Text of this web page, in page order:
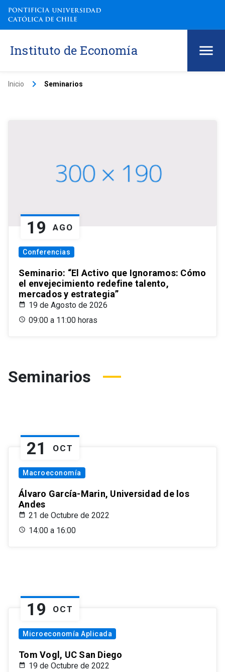
Instituto de Economía
Inicio keyboard_arrow_right Seminarios
19 AGO
Conferencias
Seminario: “El Activo que Ignoramos: Cómo
el envejecimiento redefine talento,
mercados y estrategia”
19 de Agosto de 2026
09:00 a 11:00 horas
Seminarios
21 OCT
Macroeconomía
Álvaro García-Marin, Universidad de los
Andes
21 de Octubre de 2022
14:00 a 16:00
19 OCT
Microeconomía Aplicada
Tom Vogl, UC San Diego
19 de Octubre de 2022